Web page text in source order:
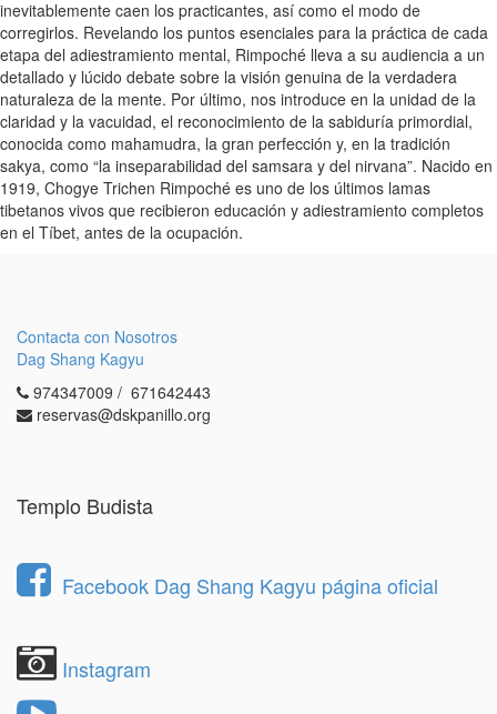
inevitablemente caen los practicantes, así como el modo de
corregirlos. Revelando los puntos esenciales para la práctica de cada
etapa del adiestramiento mental, Rimpoché lleva a su audiencia a un
detallado y lúcido debate sobre la visión genuina de la verdadera
naturaleza de la mente. Por último, nos introduce en la unidad de la
claridad y la vacuidad, el reconocimiento de la sabiduría primordial,
conocida como mahamudra, la gran perfección y, en la tradición
sakya, como “la inseparabilidad del samsara y del nirvana”. Nacido en
1919, Chogye Trichen Rimpoché es uno de los últimos lamas
tibetanos vivos que recibieron educación y adiestramiento completos
en el Tíbet, antes de la ocupación.
Contacta con Nosotros
Dag Shang Kagyu
974347009 / 671642443
reservas@dskpanillo.org
Templo Budista
Facebook Dag Shang Kagyu página oficial
Instagram